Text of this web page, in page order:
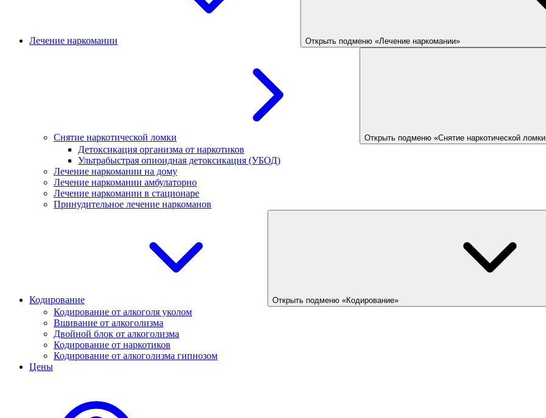
Лечение наркомании Открыть подменю «Лечение наркомании»
Снятие наркотической ломки Открыть подменю «Снятие наркотической
Детоксикация организма от наркотиков
Ультрабыстрая опиоидная детоксикация (УБОД)
Лечение наркомании на дому
Лечение наркомании амбулаторно
Лечение наркомании в стационаре
Принудительное лечение наркоманов
Кодирование Открыть подменю «Кодирование»
Кодирование от алкоголя уколом
Вшивание от алкоголизма
Двойной блок от алкоголизма
Кодирование от наркотиков
Кодирование от алкоголизма гипнозом
Цены